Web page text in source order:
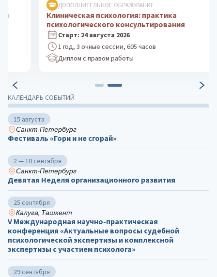
КАЛЕНДАРЬ СОБЫТИЙ
15 августа
Санкт-Петербург
Фестиваль «Гори и не сгорай»
2 — 10 сентября
Санкт-Петербург
Девятая Неделя организационного развития
25 сентября
Калуга, Ташкент
V Международная научно-практическая
конференция «Актуальные вопросы судебной
психологической экспертизы и комплексной
экспертизы с участием психолога»
29 сентября
ДОПОЛНИТЕЛЬНОЕ ОБРАЗОВАНИЕ
Клиническая психология: практика
психологического консультирования
Старт: 24 августа 2026
1 год, 3 очные сессии, 605 часов
Диплом с правом работы